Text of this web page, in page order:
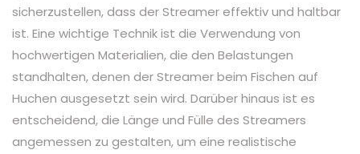
sicherzustellen, dass der Streamer effektiv und haltbar
ist. Eine wichtige Technik ist die Verwendung von
hochwertigen Materialien, die den Belastungen
standhalten, denen der Streamer beim Fischen auf
Huchen ausgesetzt sein wird. Darüber hinaus ist es
entscheidend, die Länge und Fülle des Streamers
angemessen zu gestalten, um eine realistische